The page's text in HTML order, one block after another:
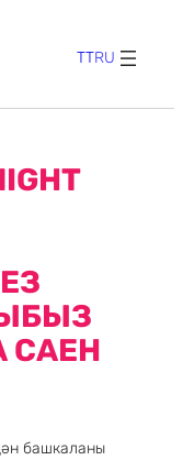
TTRU
САЕН
башкаланы